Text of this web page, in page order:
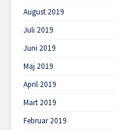
August 2019
Juli 2019
Juni 2019
Maj 2019
April 2019
Mart 2019
Februar 2019